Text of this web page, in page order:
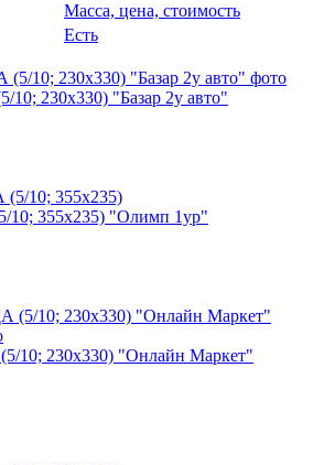
Масса, цена, стоимость
Есть
230х330) "Базар 2у авто"
355х235) "Олимп 1ур"
10; 230х330) "Онлайн Маркет"